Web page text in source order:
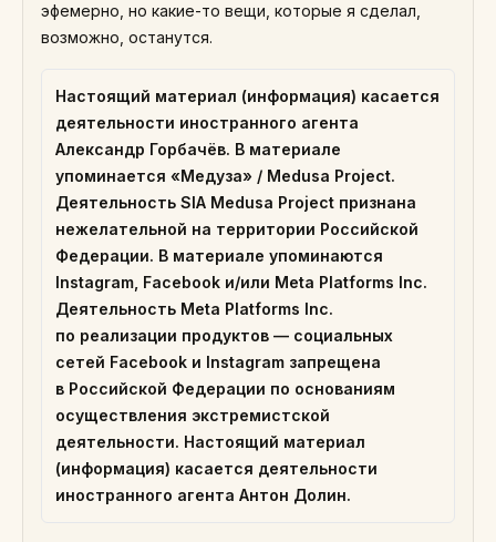
эфемерно, но какие-то вещи, которые я сделал,
возможно, останутся.
Настоящий материал (информация) касается
деятельности иностранного агента
Александр Горбачёв. В материале
упоминается «Медуза» / Medusa Project.
Деятельность SIA Medusa Project признана
нежелательной на территории Российской
Федерации. В материале упоминаются
Instagram, Facebook и/или Meta Platforms Inc.
Деятельность Meta Platforms Inc.
по реализации продуктов — социальных
сетей Facebook и Instagram запрещена
в Российской Федерации по основаниям
осуществления экстремистской
деятельности. Настоящий материал
(информация) касается деятельности
иностранного агента Антон Долин.